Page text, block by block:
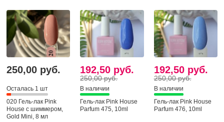
250,00 руб.
Осталась 1 шт
020 Гель-лак Pink
House с шиммером,
Gold Mini, 8 мл
192,50 руб.
250,00 руб.
В наличии
Гель-лак Pink House
Parfum 475, 10ml
192,50 руб.
250,00 руб.
В наличии
Гель-лак Pink House
Parfum 476, 10ml